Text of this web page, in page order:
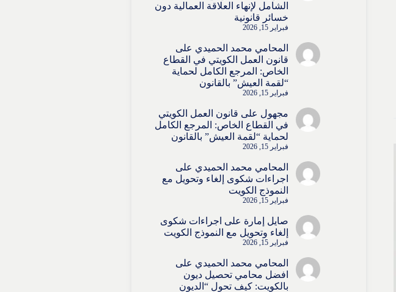
الشامل لإنهاء العلاقة العمالية دون
خسائر قانونية
فبراير 15, 2026
المحامي محمد الحميدي على
قانون العمل الكويتي في القطاع
الخاص: المرجع الكامل لحماية
“لقمة العيش” بالقانون
فبراير 15, 2026
مجهول على قانون العمل الكويتي
في القطاع الخاص: المرجع الكامل
لحماية “لقمة العيش” بالقانون
فبراير 15, 2026
المحامي محمد الحميدي على
اجراءات شكوى إلغاء وتحويل مع
النموذج الكويت
فبراير 15, 2026
صايل إمارة على اجراءات شكوى
إلغاء وتحويل مع النموذج الكويت
فبراير 15, 2026
المحامي محمد الحميدي على
افضل محامي تحصيل ديون
بالكويت: كيف تحول “الديون